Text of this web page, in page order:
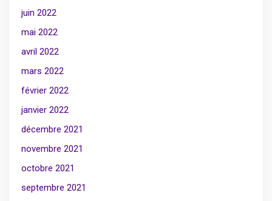
juin 2022
mai 2022
avril 2022
mars 2022
février 2022
janvier 2022
décembre 2021
novembre 2021
octobre 2021
septembre 2021